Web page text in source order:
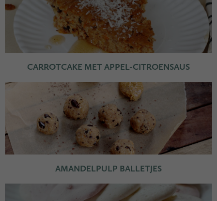
CARROTCAKE MET APPEL-CITROENSAUS
AMANDELPULP BALLETJES